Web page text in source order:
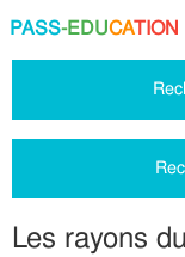
PASS-EDUCATION
Les rayons